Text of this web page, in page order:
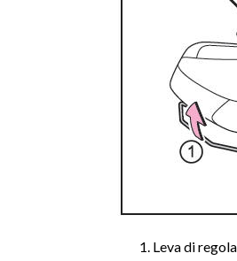
Leva di